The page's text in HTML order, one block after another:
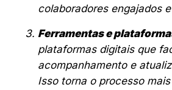
colaboradores engajados
Ferramentas e
plataformas digitais que
acompanhamento e
Isso torna o processo